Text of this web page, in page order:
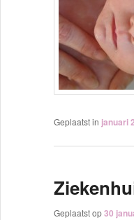
Geplaatst in januari
Geplaatst op30